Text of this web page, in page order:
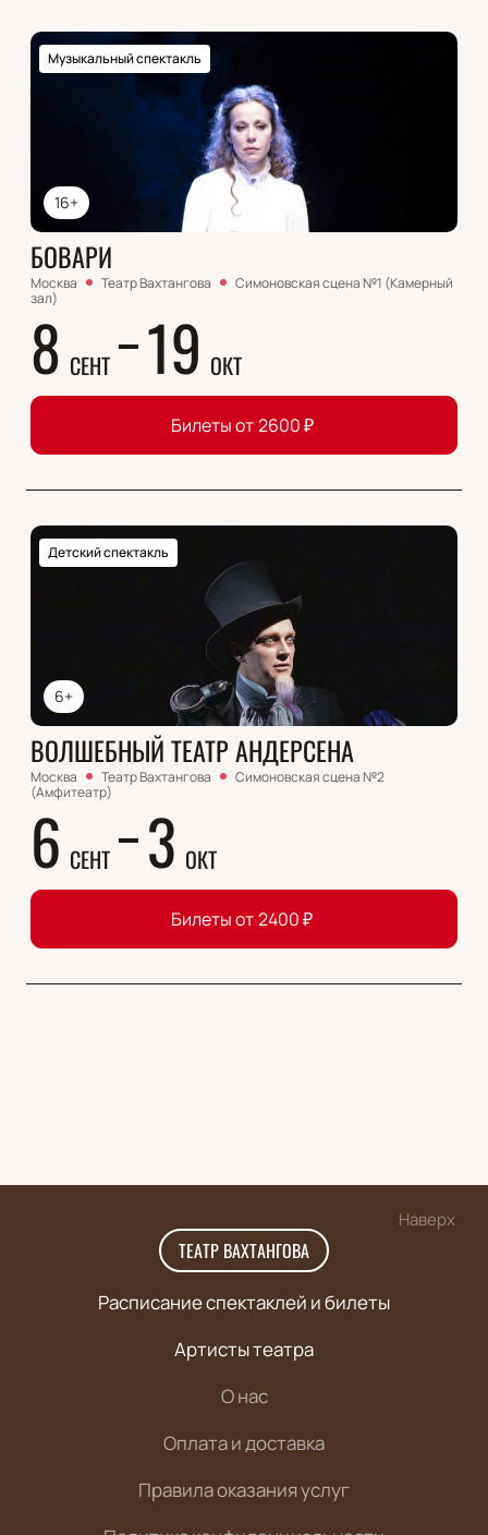
16+
Музыкальный спектакль
БОВАРИ
Москва Театр Вахтангова
Симоновская сцена №1 (Камерный
зал)
8 СЕНТ 19 ОКТ
Билеты от 2600₽
6+
Детский спектакль
ВОЛШЕБНЫЙ ТЕАТР АНДЕРСЕНА
Москва Театр Вахтангова
Симоновская сцена №2
(Амфитеатр)
6 СЕНТ 3 ОКТ
Билеты от2400₽
Наверх
ТЕАТР ВАХТАНГОВА
Расписание спектаклей и билеты
Артисты театра
О нас
Оплата и доставка
Правила оказания услуг